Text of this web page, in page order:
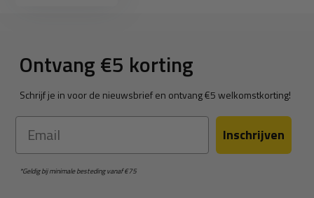
Ontvang €5 korting
Schrijf je in voor de nieuwsbrief en ontvang €5 welkomstkorting!
Email Inschrijven
*Geldig bij minimale besteding vanaf €75